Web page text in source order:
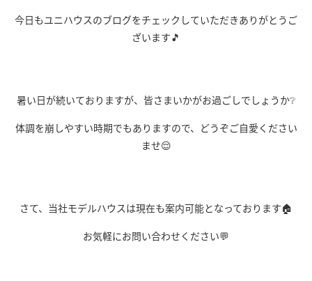
今日もユニハウスのブログをチェックしていただきありがとうご
ざいます🎵
暑い日が続いておりますが、皆さまいかがお過ごしでしょうか❔
体調を崩しやすい時期でもありますので、どうぞご自愛ください
ませ😌
さて、当社モデルハウスは現在も案内可能となっております🏠
お気軽にお問い合わせください💬